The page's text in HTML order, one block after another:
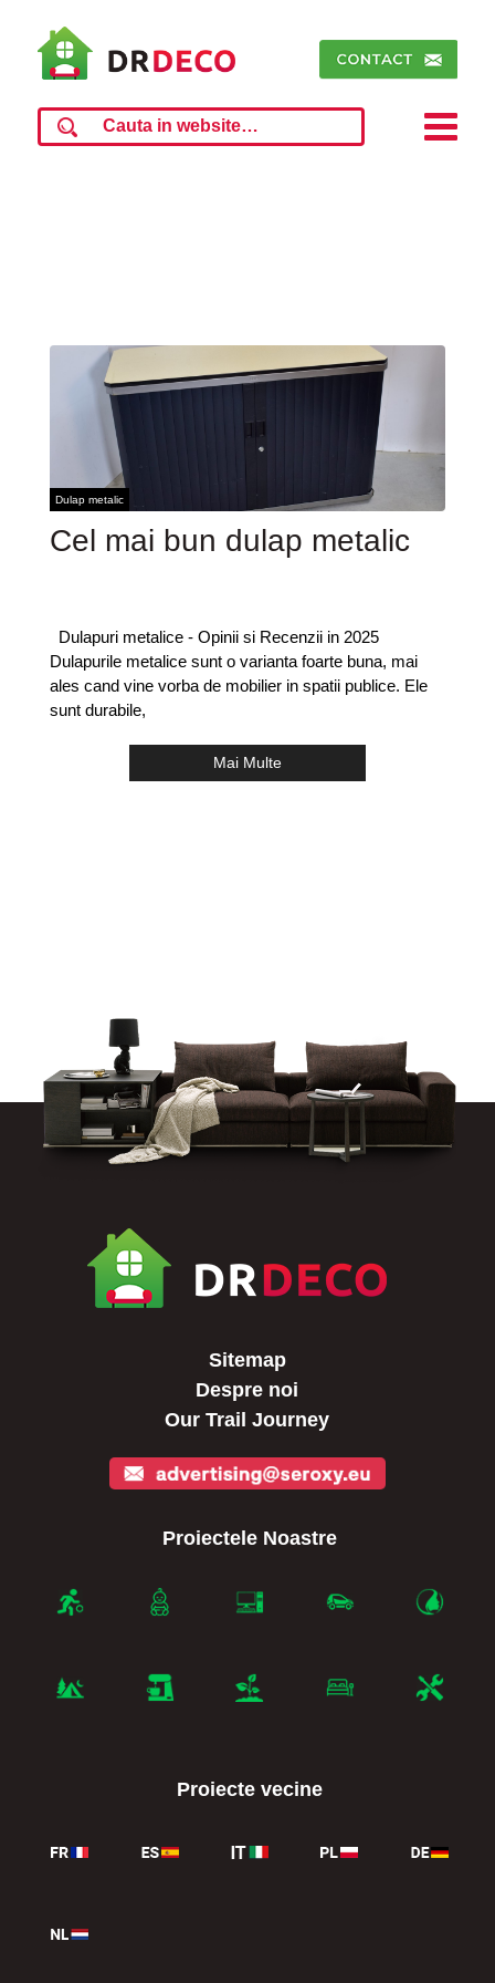
Dulap metalic
Cel mai bun dulap metalic
Dulapuri metalice - Opinii si Recenzii in 2025
Dulapurile metalice sunt o varianta foarte buna, mai
ales cand vine vorba de mobilier in spatii publice. Ele
sunt durabile,
Mai Multe
Sitemap
Despre noi
Our Trail Journey
Proiectele Noastre
Proiecte vecine